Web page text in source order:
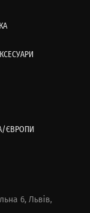
ЄВРОПИ
6, Львів,